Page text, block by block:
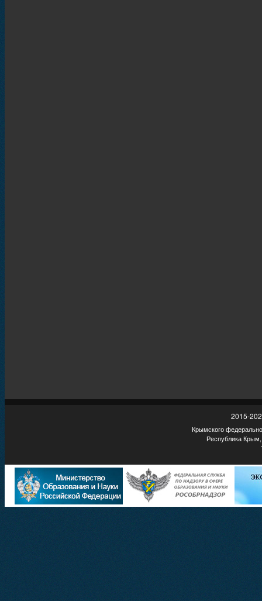
2015-
Крымского
Республика